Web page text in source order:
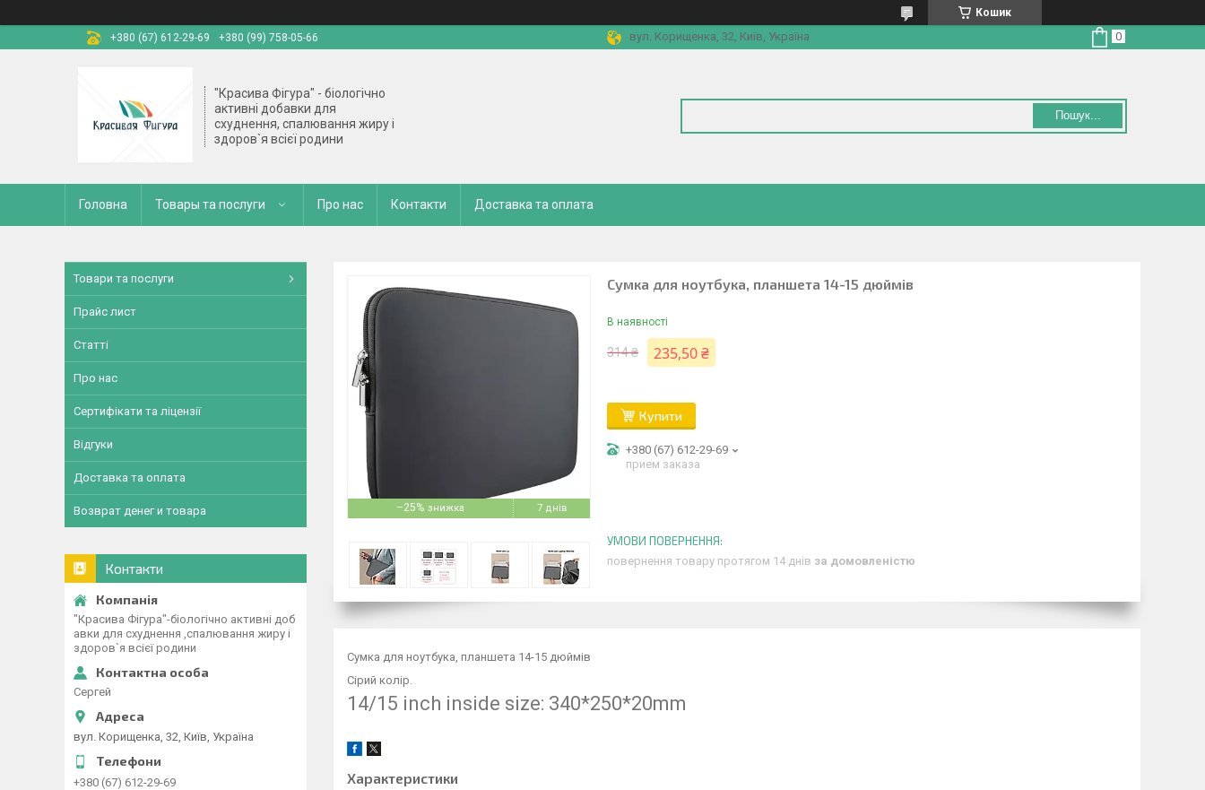
Кошик
+380 (67) 612-29-69
+380 (99) 758-05-66 вул. Корищенка, 32, Київ, Україна
"Красива Фігура" - біологічно
активні добавки для
схуднення, спалювання жиру і
здоров`я всієї родини
Пошук...
Головна Товары та послуги Про нас Контакти Доставка та оплата
–25% 7 днів
Сумка для ноутбука, планшета 14-15 дюймів
В наявності
314 ₴ 235,50 ₴
Купити
+380 (67) 612-29-69
прием заказа
повернення товару протягом 14 днів за домовленістю
Сумка для ноутбука, планшета 14-15 дюймів
Сірий колір.
14/15 inch inside size: 340*250*20mm
Характеристики
Товари та послуги
Прайс лист
Статті
Про нас
Сертифікати та ліцензії
Відгуки
Доставка та оплата
Возврат денег и товара
Контакти
"Красива Фігура"-біологічно активні доб
авки для схуднення ,спалювання жиру і
здоров`я всієї родини
Сергей
вул. Корищенка, 32, Київ, Україна
+380 (67) 612-29-69